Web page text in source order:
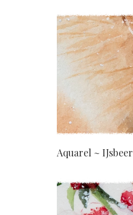
Aquarel ~ IJsbeer